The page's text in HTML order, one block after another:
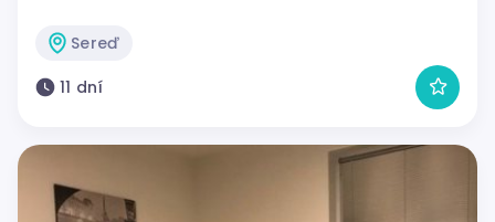
Sereď
11 dní